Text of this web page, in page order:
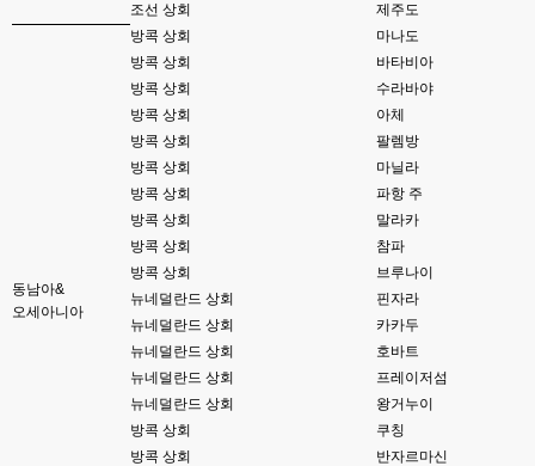
조선 상회
제주도
동남아&
오세아니아
방콕 상회
마나도
방콕 상회
바타비아
방콕 상회
수라바야
방콕 상회
아체
방콕 상회
팔렘방
방콕 상회
마닐라
방콕 상회
파항 주
방콕 상회
말라카
방콕 상회
참파
방콕 상회
브루나이
뉴네덜란드 상회
핀자라
뉴네덜란드 상회
카카두
뉴네덜란드 상회
호바트
뉴네덜란드 상회
프레이저섬
뉴네덜란드 상회
왕거누이
방콕 상회
쿠칭
방콕 상회
반자르마신
서버날려먹으면서 웹게임 소스들 분실도 많은데
있는거가지고 일단은 추억으로 다시 돌리시거나 하시는분들위해서 수정해서
전 모형정원만 좋아해서 하핫 ;;;
모형정원은 무슨게임이에요?제가 웹게임 좋아하는편이라 앵간한건 해봤는
뎅...
상정제도 아실려나요?
상정제도가 모형정원..